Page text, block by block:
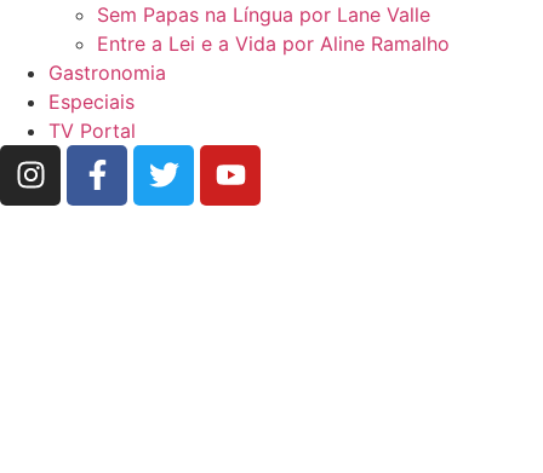
Sem Papas na Língua por Lane Valle
Entre a Lei e a Vida por Aline Ramalho
Gastronomia
Especiais
TV Portal